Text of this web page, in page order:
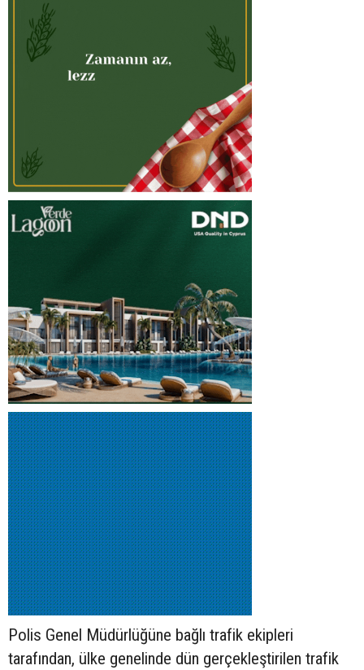
Polis Genel Müdürlüğüne bağlı trafik ekipleri
tarafından, ülke genelinde dün gerçekleştirilen trafik